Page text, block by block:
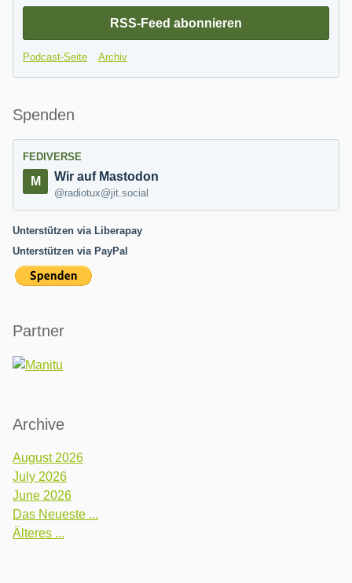
RSS-Feed abonnieren
Podcast-Seite Archiv
Spenden
FEDIVERSE
Wir auf Mastodon
@radiotux@jit.social
Unterstützen via Liberapay
Unterstützen via PayPal
Partner
Archive
August 2026
July 2026
June 2026
Das Neueste ...
Älteres ...